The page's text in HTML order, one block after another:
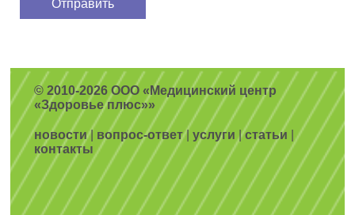
© 2010-2026 ООО «Медицинский центр
«Здоровье плюс»»
новости| вопрос-ответ|услуги |статьи
контакты